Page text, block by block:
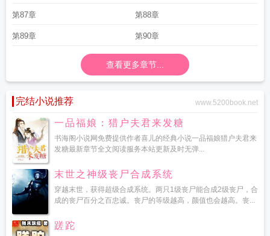
第87章 第88章
第89章 第90章
查看更多章节...
完结小说推荐 www.5200book.net
一品福娘：猎户夫君来发糖
书海阁小说网免费提供作者喜儿的经典小说一品福娘猎户夫君来
发糖最新章节全文阅读服务本站更新及时无弹...
末世之神级丧尸合成系统
穿越末世，获得超级合成系统。两只1级丧尸能合成2级丧尸，合
成的丧尸百分之百忠诚。丧尸的等级越高，颜值也会越高。丧...
蹉跎